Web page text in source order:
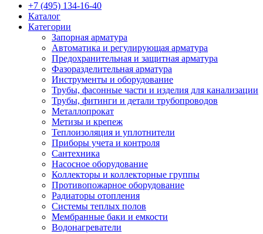
+7 (495) 134-16-40
Каталог
Категории
Запорная арматура
Автоматика и регулирующая арматура
Предохранительная и защитная арматура
Фазоразделительная арматура
Инструменты и оборудование
Трубы, фасонные части и изделия для канализации
Трубы, фитинги и детали трубопроводов
Металлопрокат
Метизы и крепеж
Теплоизоляция и уплотнители
Приборы учета и контроля
Сантехника
Насосное оборудование
Коллекторы и коллекторные группы
Противопожарное оборудование
Радиаторы отопления
Системы теплых полов
Мембранные баки и емкости
Водонагреватели